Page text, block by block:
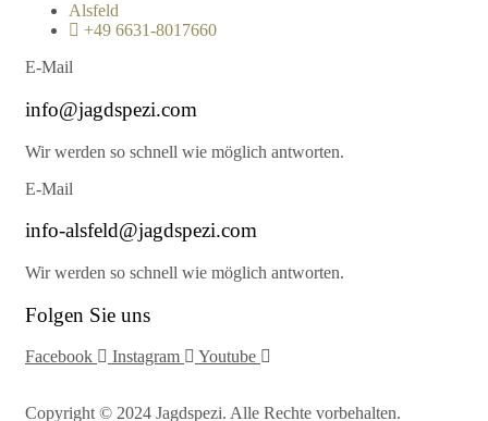
Alsfeld
+49 6631-8017660
E-Mail
info@jagdspezi.com
Wir werden so schnell wie möglich antworten.
E-Mail
info-alsfeld@jagdspezi.com
Wir werden so schnell wie möglich antworten.
Folgen Sie uns
Facebook Instagram Youtube
Copyright © 2024 Jagdspezi. Alle Rechte vorbehalten.